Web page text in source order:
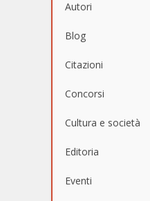
Autori
Blog
Citazioni
Concorsi
Cultura e società
Editoria
Eventi